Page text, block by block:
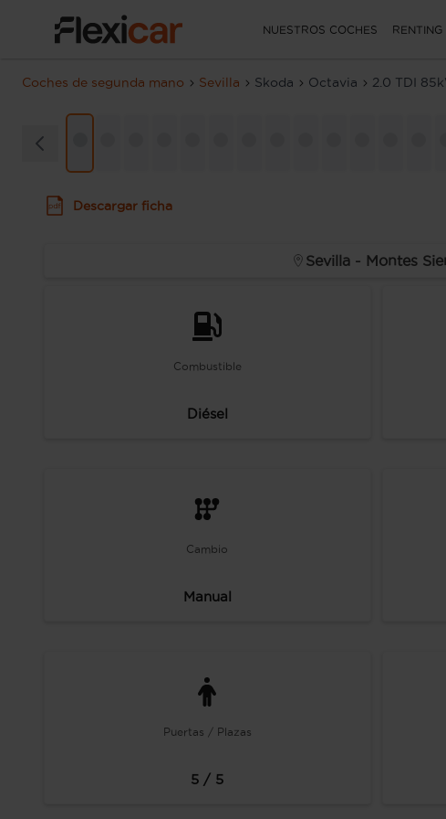
NUESTROS COCHES RENTING
Coches de segunda mano Sevilla Skoda Octavia 2.0 TDI
Descargar ficha
Sevilla - Montes
Combustible
Diésel
Cambio
Manual
Puertas / Plazas
5 / 5